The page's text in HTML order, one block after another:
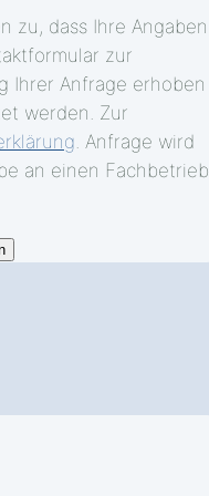
zu, dass Ihre Angaben
zur
Ihrer Anfrage erhoben
werden. Zur
. Anfrage wird
an einen Fachbetrieb